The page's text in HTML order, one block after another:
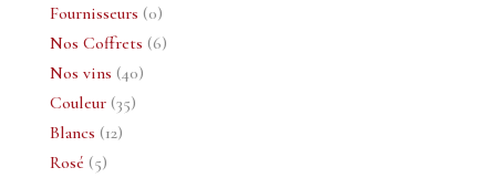
produit
Fournisseurs 00
produit
Nos Coffrets 66
Nos vins 4040
Couleur 3535
Blancs 1212
Rosé 55